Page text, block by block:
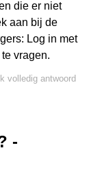
die er niet
aan bij de
Log in met
vragen.
volledig antwoord
-